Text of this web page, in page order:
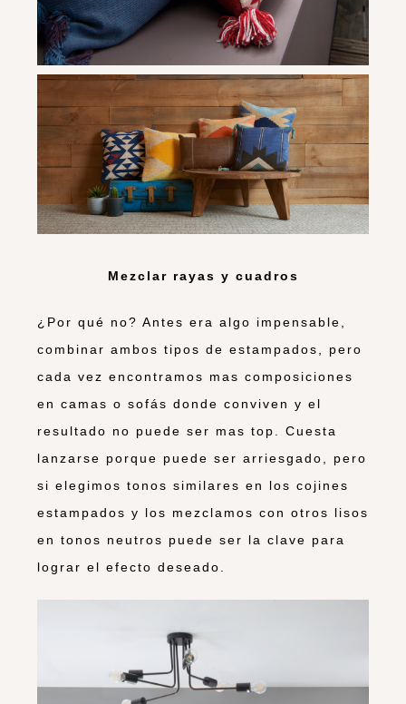
Mezclar rayas y cuadros
¿Por qué no? Antes era algo impensable,
combinar ambos tipos de estampados, pero
cada vez encontramos mas composiciones
en camas o sofás donde conviven y el
resultado no puede ser mas top. Cuesta
lanzarse porque puede ser arriesgado, pero
si elegimos tonos similares en los cojines
estampados y los mezclamos con otros lisos
en tonos neutros puede ser la clave para
lograr el efecto deseado.